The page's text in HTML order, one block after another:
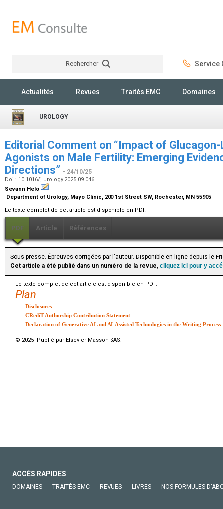
Rechercher Service
Actualités Revues Traités EMC Domaines
UROLOGY
Editorial Comment on “Impact of
Agonists on Male Fertility: Emerging
Directions” - 24/10/25
Doi : 10.1016/j.urology.2025.09.046
Sevann Helo
Department of Urology, Mayo Clinic, 200 1st Street SW, Rochester, MN 55905
Le texte complet de cet article est disponible en PDF.
PDF Article Références
Sous presse. Épreuves corrigées par l'auteur. Disponible en ligne depuis le
Cet article a été publié dans un numéro de la revue, cliquez ici pour y
Le texte complet de cet article est disponible en PDF.
Plan
Disclosures
CRediT Authorship Contribution Statement
Declaration of Generative AI and AI-Assisted Technologies in the Writing Process
© 2025 Publié par Elsevier Masson SAS.
ACCÈS RAPIDES
DOMAINES TRAITÉS EMC REVUES LIVRES NOS FORMULES